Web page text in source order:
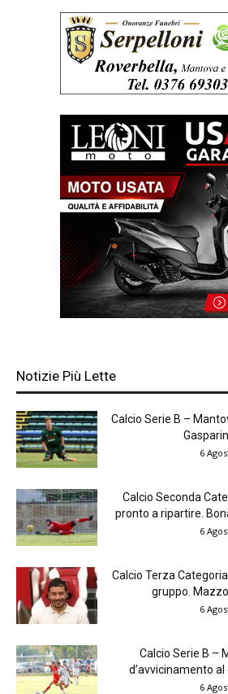
Notizie Più Lette
Calcio Serie B –
6
Calcio Seconda
pronto a ripartire.
6
Calcio Terza
gruppo.
6
Calcio Serie B –
d’avvicinamento al
6